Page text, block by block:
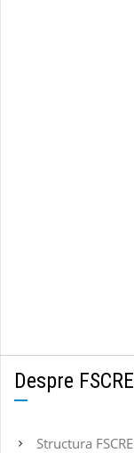
Despre FSCRE
Structura FSCRE